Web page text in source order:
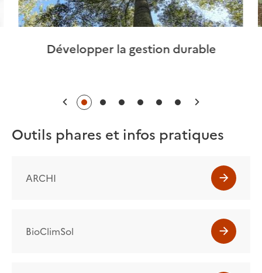
Développer la gestion durable
Outils phares et infos pratiques
ARCHI
BioClimSol